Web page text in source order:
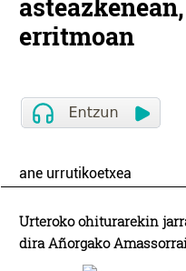
erritmoan
ane urrutikoetxea
Urteroko ohiturarekin
dira Añorgako